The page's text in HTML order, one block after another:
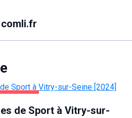
comli.fr
de Sport à Vitry-sur-